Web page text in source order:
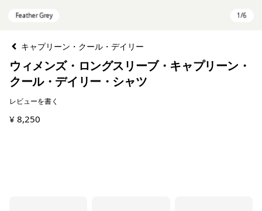
キャプリーン・クール・デイリー
ウィメンズ・ロングスリーブ・キャプリーン・
クール・デイリー・シャツ
レビューを書く
¥ 8,250